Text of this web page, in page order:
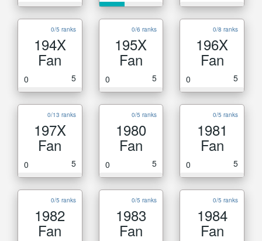
0/5 ranks
194X
Fan
0 5
0/6 ranks
195X
Fan
0 5
0/8 ranks
196X
Fan
0 5
0/13 ranks
197X
Fan
0 5
0/5 ranks
1980
Fan
0 5
0/5 ranks
1981
Fan
0 5
0/5 ranks
1982
Fan
0/5 ranks
1983
Fan
0/5 ranks
1984
Fan